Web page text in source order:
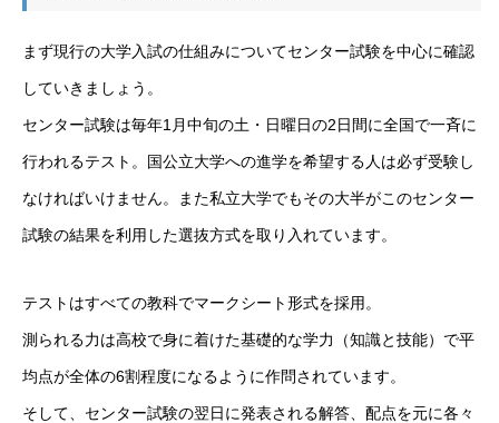
まず現行の大学入試の仕組みについてセンター試験を中心に確認
していきましょう。
センター試験は毎年1月中旬の土・日曜日の2日間に全国で一斉に
行われるテスト。国公立大学への進学を希望する人は必ず受験し
なければいけません。また私立大学でもその大半がこのセンター
試験の結果を利用した選抜方式を取り入れています。
テストはすべての教科でマークシート形式を採用。
測られる力は高校で身に着けた基礎的な学力（知識と技能）で平
均点が全体の6割程度になるように作問されています。
そして、センター試験の翌日に発表される解答、配点を元に各々